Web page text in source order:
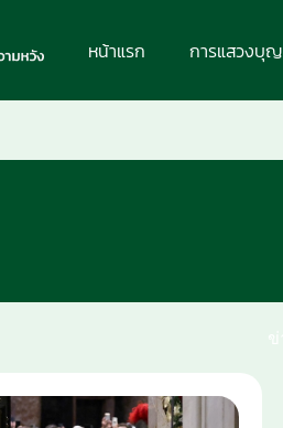
หน้าแรก การแสวงบุญ